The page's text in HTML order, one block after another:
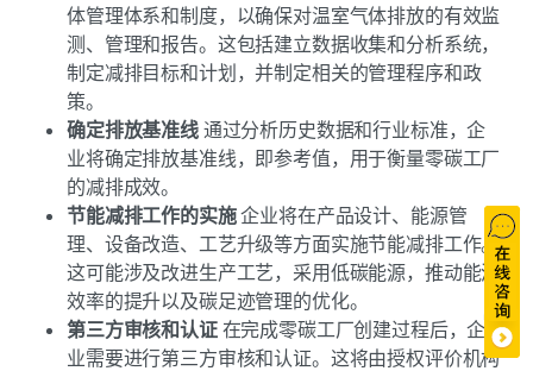
体管理体系和制度，以确保对温室气体排放的有效监
测、管理和报告。这包括建立数据收集和分析系统，
制定减排目标和计划，并制定相关的管理程序和政
策。
确定排放基准线通过分析历史数据和行业标准，企
业将确定排放基准线，即参考值，用于衡量零碳工厂
的减排成效。
节能减排工作的实施企业将在产品设计、能源管
理、设备改造、工艺升级等方面实施节能减排工作。
这可能涉及改进生产工艺，采用低碳能源，推动能源
效率的提升以及碳足迹管理的优化。
第三方审核和认证在完成零碳工厂创建过程后，企
业需要进行第三方审核和认证。这将由授权评价机构